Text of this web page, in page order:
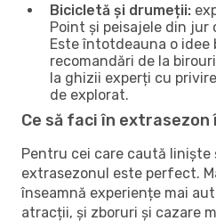
Bicicletă și drumeții:
Point și peisajele din jur
Este întotdeauna o idee
recomandări de la
la ghizii experți cu
de explorat.
Ce să faci în extrasezon
Pentru cei care caută liniște
extrasezonul este perfect.
înseamnă experiențe mai
atracții, și zboruri și cazare